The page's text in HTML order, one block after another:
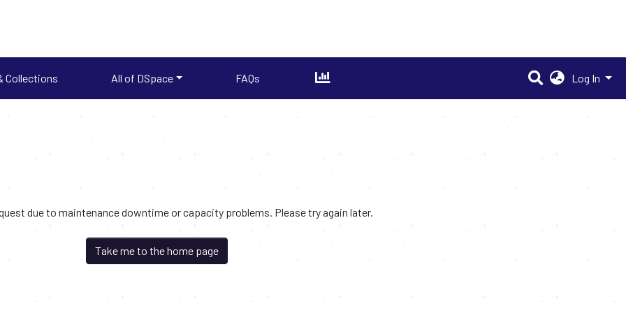
Collections All of DSpace FAQs Log In
due to maintenance downtime or capacity problems. Please try again later.
Take me to the home page